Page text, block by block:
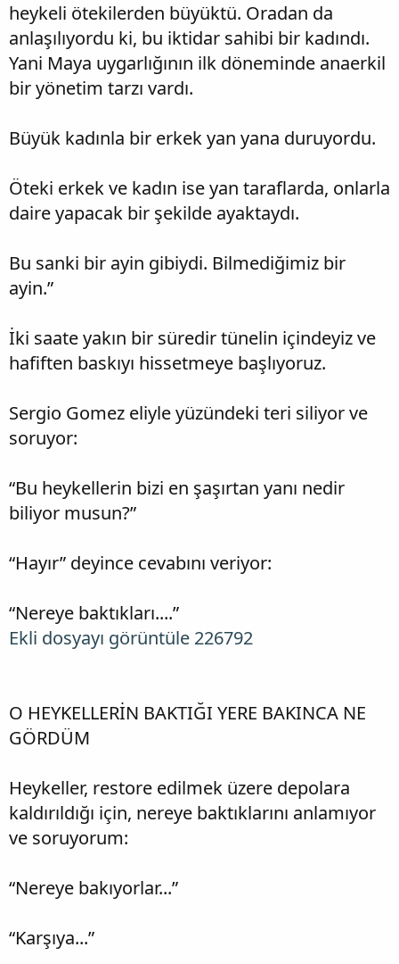
heykeli ötekilerden büyüktü. Oradan da
anlaşılıyordu ki, bu iktidar sahibi bir kadındı.
Yani Maya uygarlığının ilk döneminde anaerkil
bir yönetim tarzı vardı.
Büyük kadınla bir erkek yan yana duruyordu.
Öteki erkek ve kadın ise yan taraflarda, onlarla
daire yapacak bir şekilde ayaktaydı.
Bu sanki bir ayin gibiydi. Bilmediğimiz bir
ayin.”
İki saate yakın bir süredir tünelin içindeyiz ve
hafiften baskıyı hissetmeye başlıyoruz.
Sergio Gomez eliyle yüzündeki teri siliyor ve
soruyor:
“Bu heykellerin bizi en şaşırtan yanı nedir
biliyor musun?”
“Hayır” deyince cevabını veriyor:
“Nereye baktıkları....”
Ekli dosyayı görüntüle 226792
O HEYKELLERİN BAKTIĞI YERE BAKINCA NE
GÖRDÜM
Heykeller, restore edilmek üzere depolara
kaldırıldığı için, nereye baktıklarını anlamıyor
ve soruyorum:
“Nereye bakıyorlar...”
“Karşıya...”